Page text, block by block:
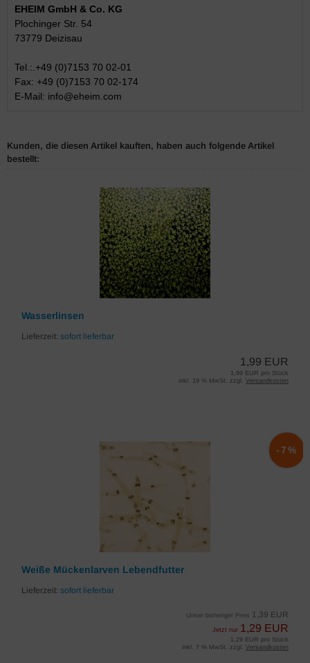
EHEIM GmbH & Co. KG
Plochinger Str. 54
73779 Deizisau
Tel.:.+49 (0)7153 70 02-01
Fax: +49 (0)7153 70 02-174
E-Mail: info@eheim.com
Kunden, die diesen Artikel kauften, haben auch folgende Artikel
bestellt:
Wasserlinsen
Lieferzeit: sofort lieferbar
1,99 EUR
1,99 EUR pro Stück
inkl. 19 % MwSt. zzgl. Versandkosten
Weiße Mückenlarven Lebendfutter
Lieferzeit: sofort lieferbar
Unser bisheriger Preis 1,39 EUR
Jetzt nur 1,29 EUR
-7%
1,29 EUR pro Stück
inkl. 7 % MwSt. zzgl. Versandkosten